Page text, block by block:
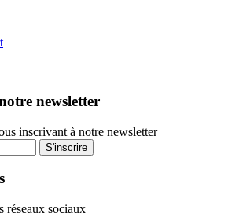
newsletter
inscrivant à notre newsletter
S'inscrire
réseaux sociaux